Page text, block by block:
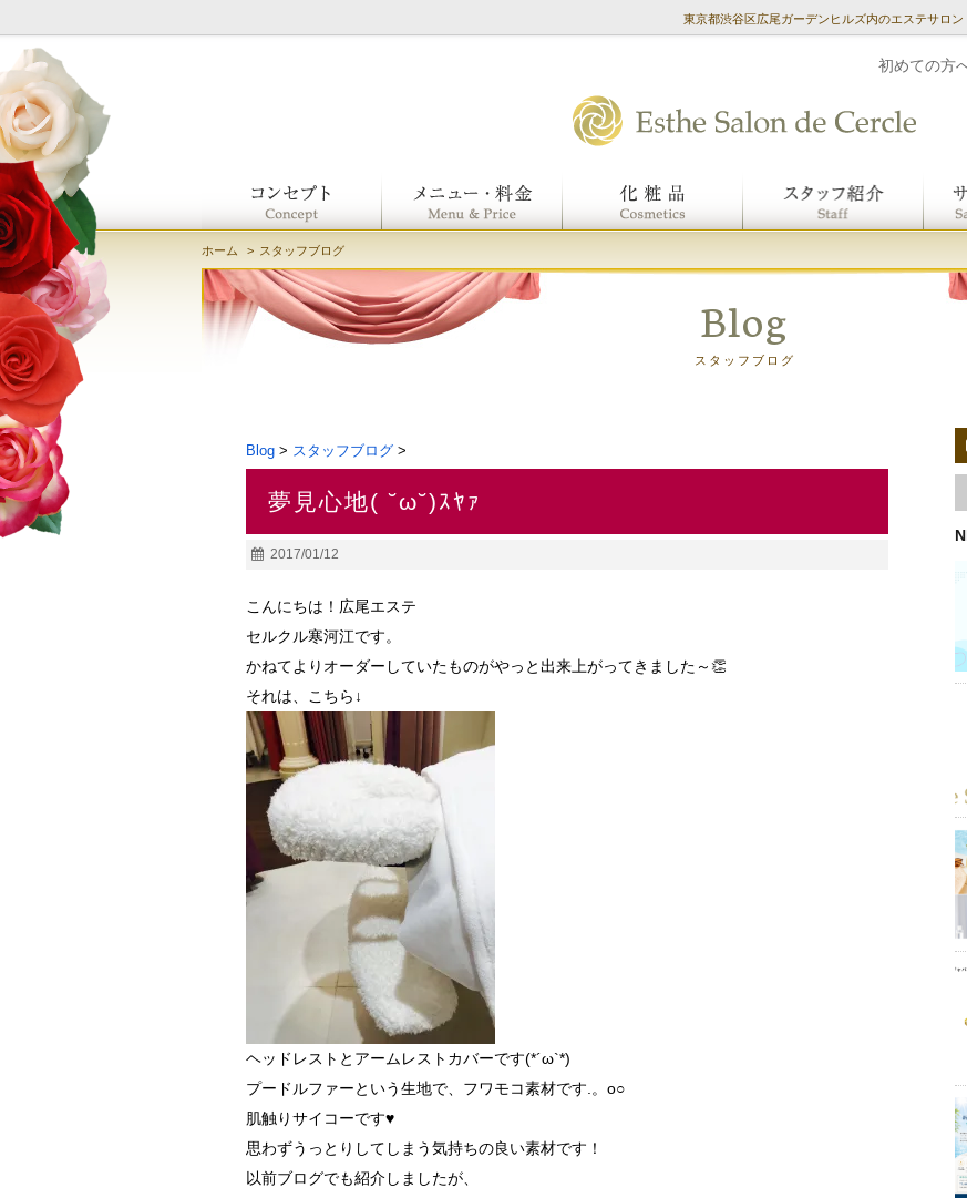
東京都渋谷区広尾ガーデンヒルズ内のエステサロ
初めての方
ホーム スタッフブログ
Blog
スタッフブログ
Blog > スタッフブログ >
夢見心地( ˘ω˘)ｽﾔｧ
2017/01/12
こんにちは！広尾エステ
セルクル寒河江です。
かねてよりオーダーしていたものがやっと出来上がってきました～👏
それは、こちら↓
ヘッドレストとアームレストカバーです(*´ω`*)
プードルファーという生地で、フワモコ素材です.。o○
肌触りサイコーです♥
思わずうっとりしてしまう気持ちの良い素材です！
以前ブログでも紹介しましたが、